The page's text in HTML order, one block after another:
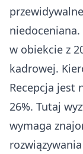
niedoceniana.
w obiekcie z
kadrowej.
Recepcja jest
26%. Tutaj
wymaga